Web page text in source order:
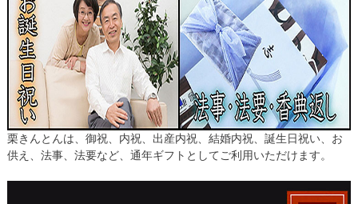
栗きんとんは、御祝、内祝、出産内祝、結婚内祝、誕生日祝い、お
供え、法事、法要など、通年ギフトとしてご利用いただけます。